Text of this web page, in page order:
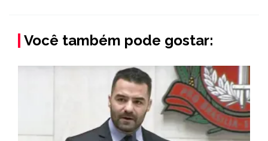
Você também pode gostar: